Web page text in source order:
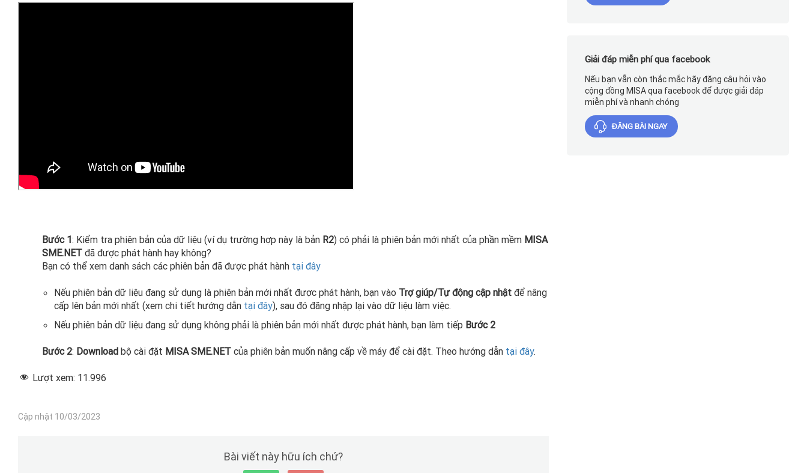
Bước 1: Kiểm tra phiên bản của dữ liệu (ví dụ trường hợp này là bản R2) có phải là phiên bản mới nhất của phần mềm MISA
SME.NET đã được phát hành hay không?
Bạn có thể xem danh sách các phiên bản đã được phát hành tại đây
Nếu phiên bản dữ liệu đang sử dụng là phiên bản mới nhất được phát hành, bạn vào Trợ giúp/Tự động cập nhật để nâng
cấp lên bản mới nhất (xem chi tiết hướng dẫn tại đây), sau đó đăng nhập lại vào dữ liệu làm việc.
Nếu phiên bản dữ liệu đang sử dụng không phải là phiên bản mới nhất được phát hành, bạn làm tiếp Bước 2
Bước 2: Download bộ cài đặt MISA SME.NET của phiên bản muốn nâng cấp về máy để cài đặt. Theo hướng dẫn tại đây.
Lượt xem: 11.996
Cập nhật 10/03/2023
Bài viết này hữu ích chứ?
Giải đáp miễn phí qua facebook
Nếu bạn vẫn còn thắc mắc hãy đăng câu hỏi vào
cộng đồng MISA qua facebook để được giải đáp
miễn phí và nhanh chóng
ĐĂNG BÀI NGAY